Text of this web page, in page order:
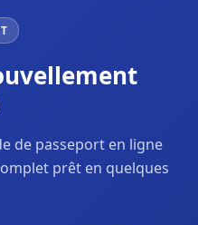
de passeport en ligne
prêt en quelques